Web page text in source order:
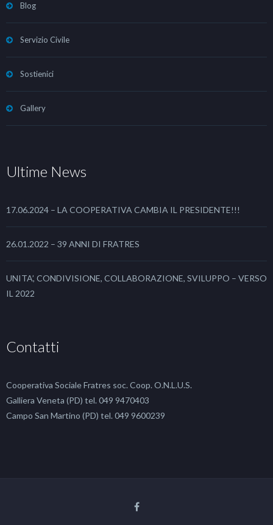
Blog
Servizio Civile
Sostienici
Gallery
Ultime News
17.06.2024 – LA COOPERATIVA CAMBIA IL PRESIDENTE!!!
26.01.2022 – 39 ANNI DI FRATRES
UNITA’, CONDIVISIONE, COLLABORAZIONE, SVILUPPO – VERSO
IL 2022
Contatti
Cooperativa Sociale Fratres soc. Coop. O.N.L.U.S.
Galliera Veneta (PD) tel. 049 9470403
Campo San Martino (PD) tel. 049 9600239